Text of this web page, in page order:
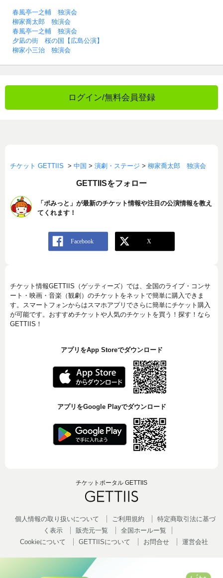
春風亭一之輔 独演会
柳家喬太郎 独演会
春風亭一之輔 独演会
夕凪の街 桜の国【広島公演】
柳家小三治 独演会
ログイン/無料会員登録
チケット GETTIIS > 中国 > 演劇・ステージ > 柳家喬太郎 独演会
GETTIISをフォロー
「ポみっと」が最新のチケット情報や注目の公演情報を教え
てくれます！
チケット情報GETTIIS（ゲッティーズ）では、全国のライブ・コンサ
ート・映画・音楽（観劇）のチケットをネットで簡単に購入できま
す。スマートフォンからはスマホアプリでさらに簡単にチケット購入
が可能です。おすすめチケットや人気のチケットを買う！探す！なら
GETTIIS！
アプリをApp Storeでダウンロード
アプリをGoogle Playでダウンロード
チケットポータル GETTIIS
個人情報の取り扱いについて ご利用規約
特定商取引法に基づ
く表示
販売元一覧
全国ホールー覧
Cookieについて
GETTIISについて お問合せ 運営会社